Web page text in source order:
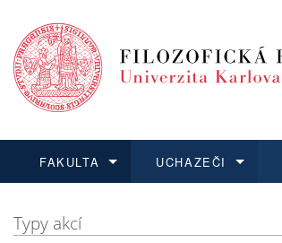
FAKULTA UCHAZEČI
Typy akcí